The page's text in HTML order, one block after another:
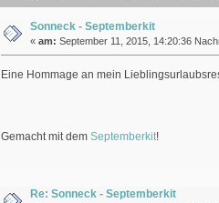
Sonneck - Septemberkit
« am: September 11, 2015, 14:20:36
Eine Hommage an mein
Gemacht mit dem Septemberkit!
Re: Sonneck - Septemberkit